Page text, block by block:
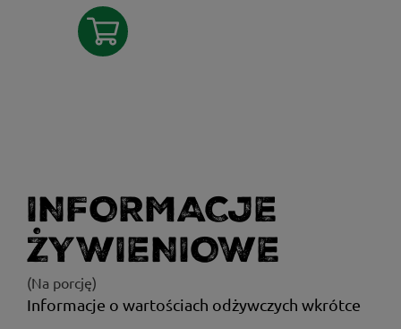
INFORMACJE
ŻYWIENIOWE
(Na porcję)
Informacje o wartościach odżywczych wkrótce